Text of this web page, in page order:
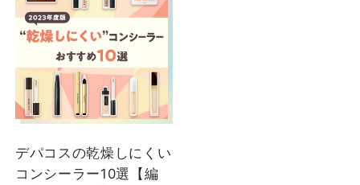
クリニーク
松野
大丸下関店
デパコスの乾燥しにくい
コンシーラー10選【編